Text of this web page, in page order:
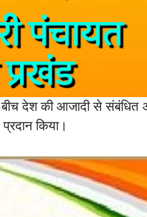
बीच देश की आजादी से संबंधित
किया।